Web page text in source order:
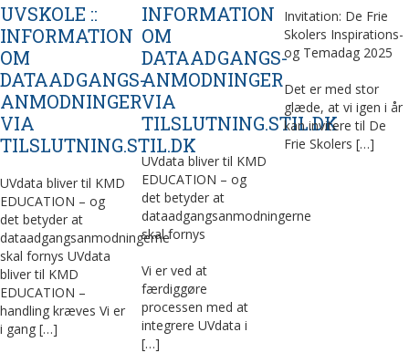
UVSKOLE ::
INFORMATION
OM
DATAADGANGS-
ANMODNINGER
VIA
TILSLUTNING.STIL.DK
UVdata bliver til KMD
EDUCATION – og
det betyder at
dataadgangsanmodningerne
skal fornys UVdata
bliver til KMD
EDUCATION –
handling kræves Vi er
i gang […]
INFORMATION
OM
DATAADGANGS-
ANMODNINGER
VIA
TILSLUTNING.STIL.DK
UVdata bliver til KMD
EDUCATION – og
det betyder at
dataadgangsanmodningerne
skal fornys
Vi er ved at
færdiggøre
processen med at
integrere UVdata i
[…]
Invitation: De Frie
Skolers Inspirations-
og Temadag 2025
Det er med stor
glæde, at vi igen i år
kan invitere til De
Frie Skolers […]